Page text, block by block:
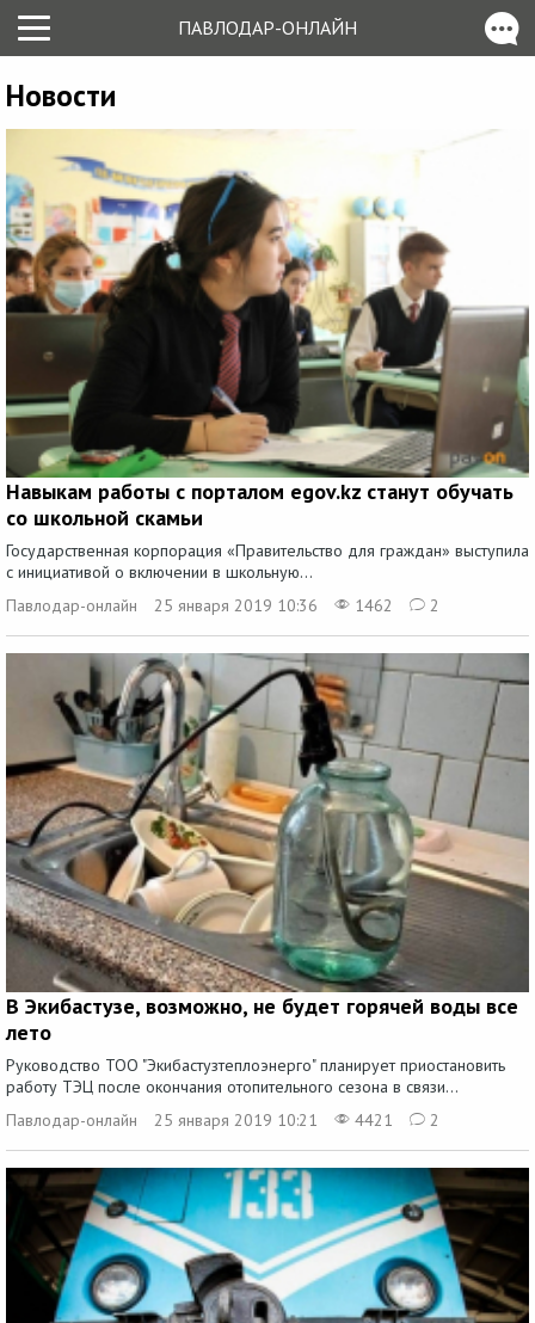
ПАВЛОДАР-ОНЛАЙН
Новости
Навыкам работы с порталом egov.kz станут обучать
со школьной скамьи
Государственная корпорация «Правительство для граждан» выступила
с инициативой о включении в школьную...
Павлодар-онлайн
25 января 2019 10:36 1462 2
В Экибастузе, возможно, не будет горячей воды все
лето
Руководство ТОО "Экибастузтеплоэнерго" планирует приостановить
работу ТЭЦ после окончания отопительного сезона в связи...
Павлодар-онлайн
25 января 2019 10:21 4421 2